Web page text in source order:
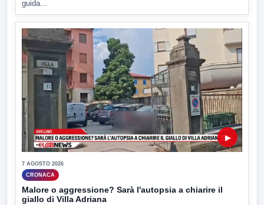
guida...
▶
7 AGOSTO 2026
CRONACA
Malore o aggressione? Sarà l'autopsia a chiarire il
giallo di Villa Adriana